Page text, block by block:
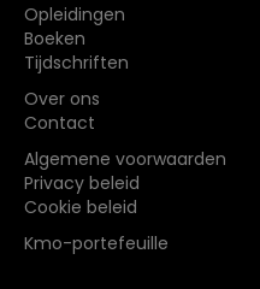
Opleidingen
Boeken
Tijdschriften
Over ons
Contact
Algemene voorwaarden
Privacy beleid
Cookie beleid
Kmo-portefeuille